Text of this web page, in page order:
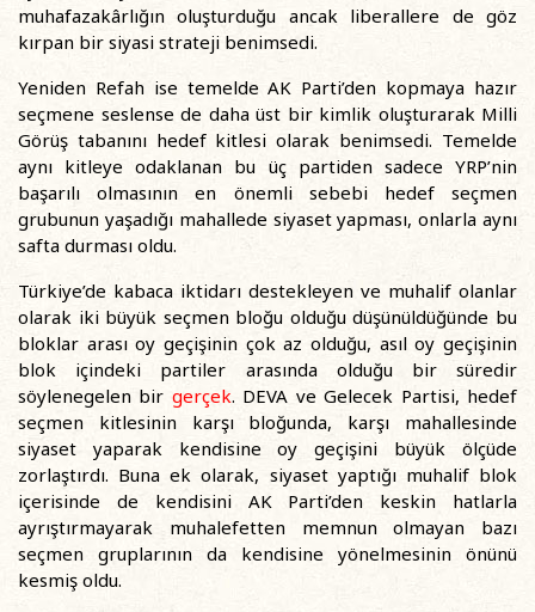
muhafazakârlığın oluşturduğu ancak liberallere de göz
kırpan bir siyasi strateji benimsedi.
Yeniden Refah ise temelde AK Parti’den kopmaya hazır
seçmene seslense de daha üst bir kimlik oluşturarak Milli
Görüş tabanını hedef kitlesi olarak benimsedi. Temelde
aynı kitleye odaklanan bu üç partiden sadece YRP’nin
başarılı olmasının en önemli sebebi hedef seçmen
grubunun yaşadığı mahallede siyaset yapması, onlarla aynı
safta durması oldu.
Türkiye’de kabaca iktidarı destekleyen ve muhalif olanlar
olarak iki büyük seçmen bloğu olduğu düşünüldüğünde bu
bloklar arası oy geçişinin çok az olduğu, asıl oy geçişinin
blok içindeki partiler arasında olduğu bir süredir
söylenegelen bir gerçek. DEVA ve Gelecek Partisi, hedef
seçmen kitlesinin karşı bloğunda, karşı mahallesinde
siyaset yaparak kendisine oy geçişini büyük ölçüde
zorlaştırdı. Buna ek olarak, siyaset yaptığı muhalif blok
içerisinde de kendisini AK Parti’den keskin hatlarla
ayrıştırmayarak muhalefetten memnun olmayan bazı
seçmen gruplarının da kendisine yönelmesinin önünü
kesmiş oldu.